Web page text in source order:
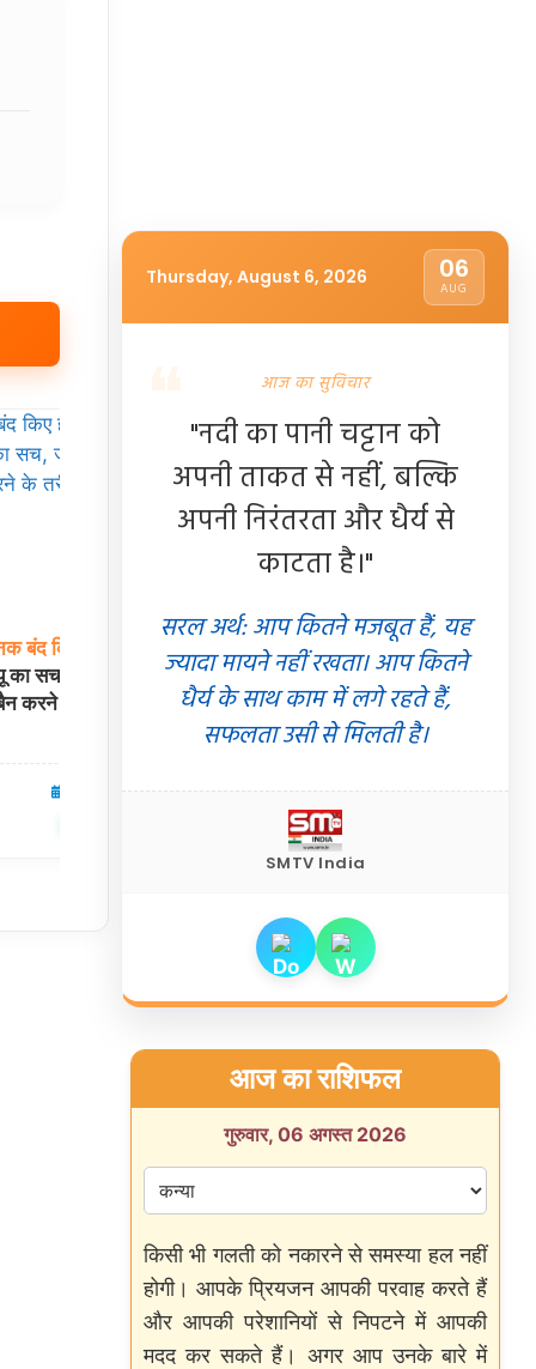
बंद किए
का सच, जानें बैन से
करने के तरीके
04 Aug 2026
पिक्सल 11 लॉन्च से पहले
चारोंमॉडल्स की संभावित कीमतें और धांसू फीचर्स
आए सामने, जानें पूरी डिटेल्स
टेक्नोलॉजी 03 Aug 2026
Thursday, August 6, 2026 06
AUG
आज का सुविचार
"नदी का पानी चट्टान को
अपनी ताकत से नहीं, बल्कि
अपनी निरंतरता और धैर्य से
काटता है।"
सरल अर्थ: आप कितने मजबूत हैं, यह
ज्यादा मायने नहीं रखता। आप कितने
धैर्य के साथ काम में लगे रहते हैं,
सफलता उसी से मिलती है।
SMTV India
आज का राशिफल
गुरुवार, 06 अगस्त 2026
किसी भी गलती को नकारने से समस्या हल नहीं
होगी। आपके प्रियजन आपकी परवाह करते हैं
और आपकी परेशानियों से निपटने में आपकी
मदद कर सकते हैं। अगर आप उनके बारे में